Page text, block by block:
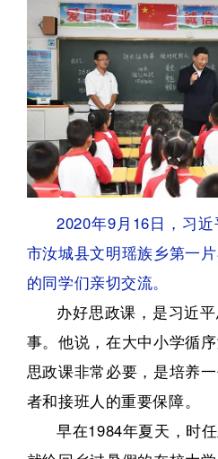
2020年9月16日，习
市汝城县文明瑶族乡第一
的同学们亲切交流。
办好思政课，是习近
事。他说，在大中小学循
思政课非常必要，是培养
者和接班人的重要保障。
早在1984年夏天，时